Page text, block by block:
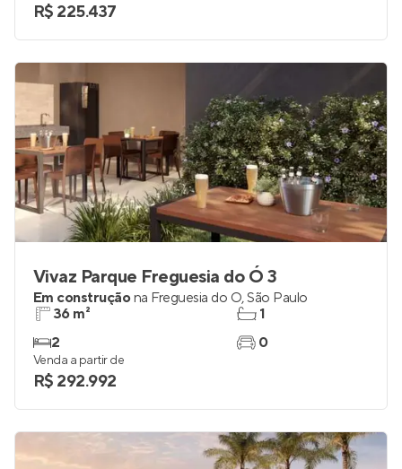
R$ 225.437
Vivaz Parque Freguesia do Ó 3
Em construçãona Freguesia do Ó,São Paulo
36 m²
2
1
0
Venda a partir de
R$ 292.992